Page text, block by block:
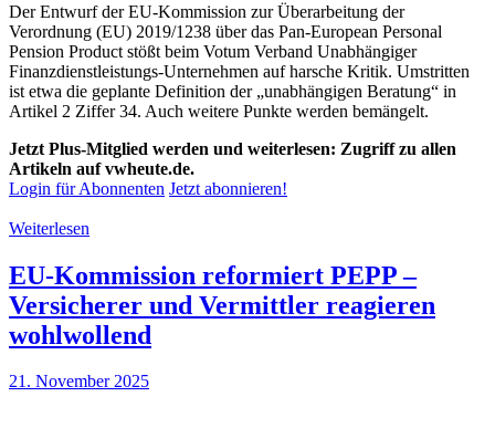
Der Entwurf der EU-Kommission zur Überarbeitung der
Verordnung (EU) 2019/1238 über das Pan-European Personal
Pension Product stößt beim Votum Verband Unabhängiger
Finanzdienstleistungs-Unternehmen auf harsche Kritik. Umstritten
ist etwa die geplante Definition der „unabhängigen Beratung“ in
Artikel 2 Ziffer 34. Auch weitere Punkte werden bemängelt.
Jetzt Plus-Mitglied werden und weiterlesen: Zugriff zu allen
Artikeln auf vwheute.de.
Login für Abonnenten Jetzt abonnieren!
Weiterlesen
EU-Kommission reformiert PEPP –
Versicherer und Vermittler reagieren
wohlwollend
21. November 2025